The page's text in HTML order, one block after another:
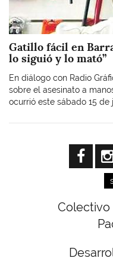
Gatillo fácil en
lo siguió y lo mató”
En diálogo con Radio
sobre el asesinato a
ocurrió este sábado 15 de
Colectivo